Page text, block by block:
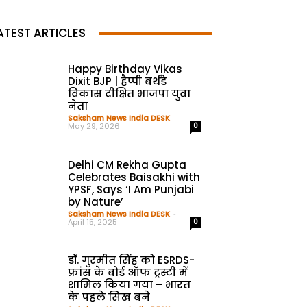
ARTICLES
Happy Birthday Vikas
Dixit BJP | हैप्पी बर्थडे
विकास दीक्षित भाजपा युवा
नेता
Saksham News India DESK -
May 29, 2026 0
Delhi CM Rekha Gupta
Celebrates Baisakhi with
YPSF, Says ‘I Am Punjabi
by Nature’
Saksham News India DESK -
April 15, 2025 0
डॉ. गुरमीत सिंह को ESRDS-
फ्रांस के बोर्ड ऑफ ट्रस्टी में
शामिल किया गया – भारत
के पहले सिख बने